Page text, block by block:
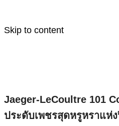
Skip to content
Jaeger-LeCoultre 101
ประดับเพชรสุดหรูหราแห่